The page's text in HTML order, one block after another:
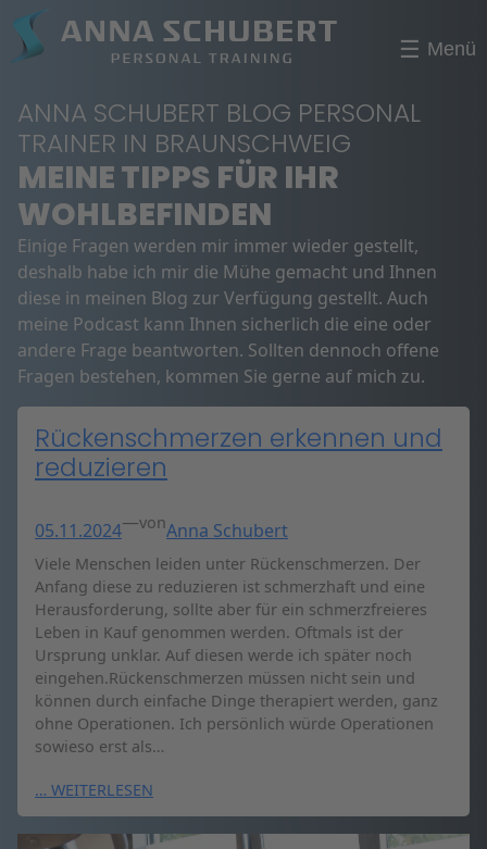
☰ Menü
ANNA SCHUBERT BLOG PERSONAL
TRAINER IN BRAUNSCHWEIG
MEINE TIPPS FÜR IHR
WOHLBEFINDEN
Einige Fragen werden mir immer wieder gestellt,
deshalb habe ich mir die Mühe gemacht und Ihnen
diese in meinen Blog zur Verfügung gestellt. Auch
meine Podcast kann Ihnen sicherlich die eine oder
andere Frage beantworten. Sollten dennoch offene
Fragen bestehen, kommen Sie gerne auf mich zu.
Rückenschmerzen erkennen und
reduzieren
05.11.2024—vonAnna Schubert
Viele Menschen leiden unter Rückenschmerzen. Der
Anfang diese zu reduzieren ist schmerzhaft und eine
Herausforderung, sollte aber für ein schmerzfreieres
Leben in Kauf genommen werden. Oftmals ist der
Ursprung unklar. Auf diesen werde ich später noch
eingehen.Rückenschmerzen müssen nicht sein und
können durch einfache Dinge therapiert werden, ganz
ohne Operationen. Ich persönlich würde Operationen
sowieso erst als…
… WEITERLESEN